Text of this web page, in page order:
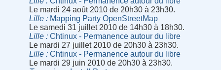
Le mardi 24 août 2010 de 20h30 à 23h30.
Lille
Mapping Party OpenStreetMap
Le samedi 31 juillet 2010 de 14h30 à 18h30.
Lille
Chtinux - Permanence autour du libre
Le mardi 27 juillet 2010 de 20h30 à 23h30.
Lille
Chtinux - Permanence autour du libre
Le mardi 29 juin 2010 de 20h30 à 23h30.